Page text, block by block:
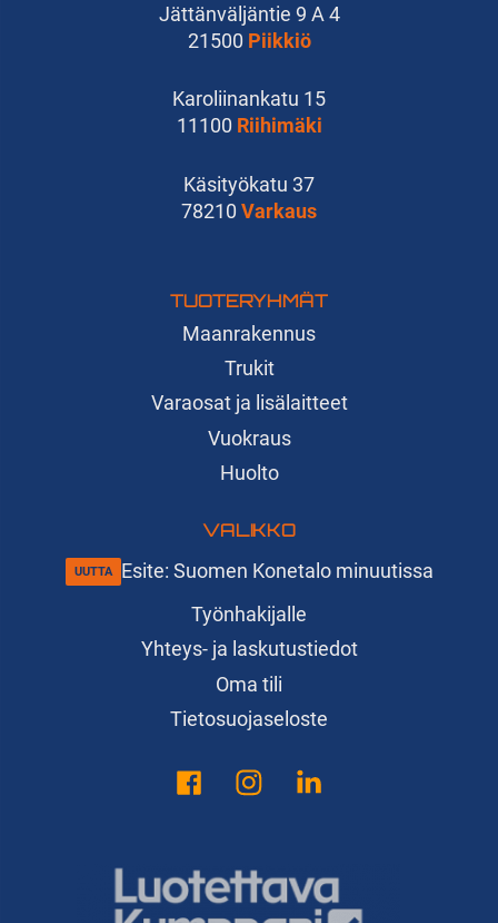
TUOTERYHMÄT
Maanrakennus
Trukit
Varaosat ja lisälaitteet
Vuokraus
Huolto
VALIKKO
Esite: Suomen Konetalo minuutissa
Työnhakijalle
Yhteys- ja laskutustiedot
Oma tili
Tietosuojaseloste
Jättänväljäntie 9 A 4
21500 Piikkiö
Karoliinankatu 15
11100 Riihimäki
Käsityökatu 37
78210 Varkaus